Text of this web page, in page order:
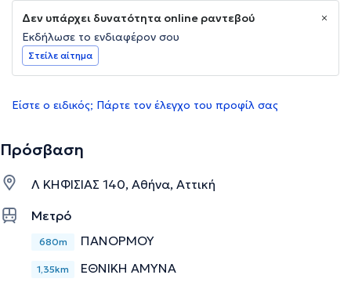
Δεν υπάρχει δυνατότητα online ραντεβού
Εκδήλωσε το ενδιαφέρον σου
Στείλε αίτημα
Είστε ο ειδικός; Πάρτε τον έλεγχο του προφίλ σας
Πρόσβαση
Λ ΚΗΦΙΣΙΑΣ 140, Αθήνα, Αττική
Μετρό
680m ΠΑΝΟΡΜΟΥ
1,35km ΕΘΝΙΚΗ ΑΜΥΝΑ